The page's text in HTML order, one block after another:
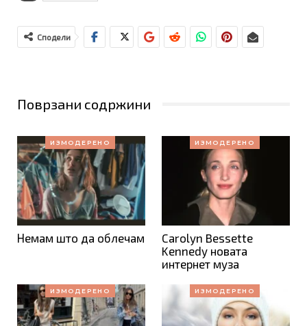
Сподели
Поврзани содржини
ИЗМОДЕРЕНО
Немам што да облечам
ИЗМОДЕРЕНО
Carolyn Bessette
Kennedy новата
интернет муза
ИЗМОДЕРЕНО ИЗМОДЕРЕНО